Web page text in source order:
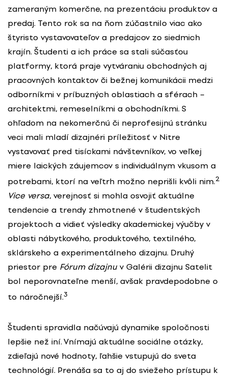
zameraným komerčne, na prezentáciu produktov a
predaj. Tento rok sa na ňom zúčastnilo viac ako
štyristo vystavovateľov a predajcov zo siedmich
krajín. Študenti a ich práce sa stali súčasťou
platformy, ktorá praje vytváraniu obchodných aj
pracovných kontaktov či bežnej komunikácii medzi
odborníkmi v príbuzných oblastiach a sférach –
architektmi, remeselníkmi a obchodníkmi. S
ohľadom na nekomerčnú či neprofesijnú stránku
veci mali mladí dizajnéri príležitosť v Nitre
vystavovať pred tisíckami návštevníkov, vo veľkej
miere laických záujemcov s individuálnym vkusom a
potrebami, ktorí na veľtrh možno neprišli kvôli nim.2
Vice versa, verejnosť si mohla osvojiť aktuálne
tendencie a trendy zhmotnené v študentských
projektoch a vidieť výsledky akademickej výučby v
oblasti nábytkového, produktového, textilného,
sklárskeho a experimentálneho dizajnu. Druhý
priestor pre Fórum dizajnuv Galérii dizajnu Satelit
bol neporovnateľne menší, avšak pravdepodobne o
to náročnejší.3
Študenti spravidla načúvajú dynamike spoločnosti
lepšie než iní. Vnímajú aktuálne sociálne otázky,
zdieľajú nové hodnoty, ľahšie vstupujú do sveta
technológií. Prenáša sa to aj do sviežeho prístupu k